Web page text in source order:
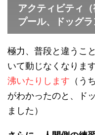
アクティビティ（
プール、ドッグラ
極力、普段と違うこ
いて動じなくなりま
沸いたりします （う
がわかったのと、ド
ました）